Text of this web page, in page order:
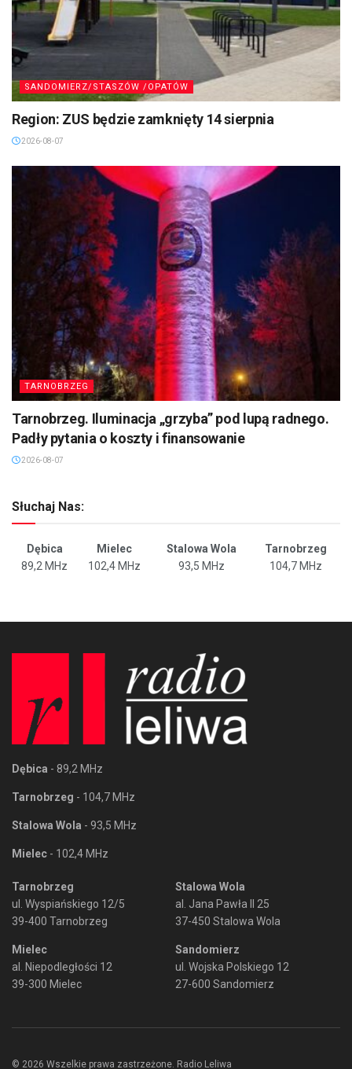
SANDOMIERZ/STASZÓW /OPATÓW
Region: ZUS będzie zamknięty 14 sierpnia
2026-08-07
TARNOBRZEG
Tarnobrzeg. Iluminacja „grzyba” pod lupą radnego.
Padły pytania o koszty i finansowanie
2026-08-07
Słuchaj Nas:
Dębica Mielec Stalowa Wola
Tarnobrzeg
89,2 MHz
102,4 MHz 93,5 MHz 104,7 MHz
Dębica - 89,2 MHz
Tarnobrzeg - 104,7 MHz
Stalowa Wola - 93,5 MHz
Mielec - 102,4 MHz
Tarnobrzeg
ul. Wyspiańskiego 12/5
39-400 Tarnobrzeg
Mielec
al. Niepodległości 12
39-300 Mielec
Stalowa Wola
al. Jana Pawła II 25
37-450 Stalowa Wola
Sandomierz
ul. Wojska Polskiego 12
27-600 Sandomierz
© 2026 Wszelkie prawa zastrzeżone. Radio Leliwa